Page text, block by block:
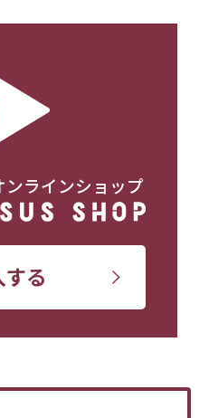
ンラインショップ
する